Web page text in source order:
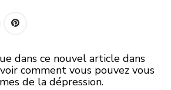
dans ce nouvel article dans
comment vous pouvez vous
de la dépression.